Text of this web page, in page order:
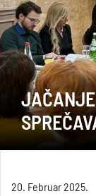
20. Februar 2025.